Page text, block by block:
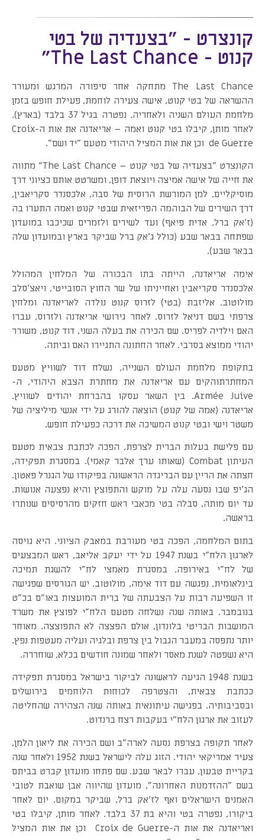
קונצרט - ״בצעדיה של בטי
קנוט - The Last Chance״
The Last Chance מתחקה אחר סיפורה המרגש ומעורר
ההשראה של בטי קנוט, אישה צעירה לוחמת, פעילת חופש בזמן
מלחמת העולם השניה ולאחריה. נפטרה בגיל 37 בלבד (בארץ).
לאחר מותן, קיבלו בטי קנוט ואמה – אריאדנה את אות ה-Croix
de Guerre וכן את אות המציל היהודי מטעם "יד ושם".
הקונצרט "בצעדיה של בטי קנוט – The Last Chance" מתווה
את חייה של אישה אמיצה ויוצאת דופן, ומשרטט אותם כציוני דרך
מוסיקליים, למן המורשת הרוסית של סבה, אלכסנדר סקריאבין,
דרך השירים של הבוהמה הפריזאית שבטי קנוט ואמה התערו בה
(ז'אק ברל, אדית פיאף) ועד לשירים ולזמרים שכיכבו במועדון
שפתחה בבאר שבע (כולל ג'אק ברל שביקר בארץ ובמועדון שלה
בבאר שבע).
אימה אריאדנה, הייתה בתו הבכורה של המלחין המהולל
אלכסנדר סקריאבין ואחייניתו של שר החוץ הסובייטי, ויאצ'סלב
מולוטוב. אליזבת (בטי) לזרוס קנוט נולדה לאריאדנה ומלחין
צרפתי בשם דניאל לזרוס. לאחר גירושי אריאדנה ולזרוס, עברו
האם וילדיה לפריס. שם הכירה את בעלה השני, דוד קנוט, משורר
יהודי ממוצא בסרבי. לאחר החתונה התגיירו האם וביתה.
בתקופת מלחמת העולם השנייה, נשלח דוד לשוויץ מטעם
המחתרתוהקים עם אריאדנה את מחתרת הצבא היהודי, ה-
Armée Juive. בין השאר עסקו בהברחת יהודים לשוויץ.
אריאדנה (אמה של קנוט) הוצאה להורג על ידי אנשי מיליציה של
משטר וישי ובטי קנוט המשיכה את דרכה כפעילת חופש.
עם פלישת בעלות הברית לצרפת, הפכה לכתבת צבאית מטעם
העיתון Combat (שאותו ערך אלבר קאמי). במסגרת תפקידה,
חצתה את הריין עם הבריגדה הראשונה בפיקודו של הגנרל פאטון.
הג'יפ שבו נסעה עלה על מוקש והתפוצץ והיא נפצעה אנושות.
עד יום מותה, סבלה בטי מכאבי ראש חזקים מהרסיסים שנותרו
בראשה.
בתום המלחמה, הפכה בטי מעורבת במאבק הציוני. היא גויסה
לארגון הלח"י בשנת 1947 על ידי יעקב אליאב, ראש המבצעים
של לח"י באירופה. במסגרת מאמצי לח"י להשגת תמיכה
בינלאומית, נפגשה עם דוד אימה, מולוטוב. יש הגורסים שפגישה
זו השפיעה רבות על הצבעתה של ברית המועצות באו"ם בכ"ט
בנובמבר. באותה שנה נשלחה מטעם הלח"י לפוצץ את משרד
המושבות הבריטי בלונדון, אולם הפצצה לא התפוצצה. מאוחר
יותר נתפסה במעבר הגבול בין צרפת ובלגיה ועליה מעטפות נפץ.
היא נשפטה לשנת מאסר ולאחר שמונה חודשים בכלא, שוחררה.
בשנת 1948 הגיעה לראשונה לביקור בישראל במסגרת תפקידה
ככתבת צבאית, והצטרפה לכוחות הלוחמים בירושלים
ובסביבותיה. בפגישה עיתונאית באותה שנה הצהירה שהחליטה
לעזוב את ארגון הלח"י בעקבות רצח ברנדוט.
לאחר תקופה בצרפת נסעה לארה"ב ושם הכירה את ליאון הלמן,
צעיר אמריקאי יהודי. הזוג עלה לישראל בשנת 1952 ולאחר שנה
בקריית טבעון, עברו לבאר שבע. שם פתחו מועדון קברט בביתם
בשם "ההזדמנות האחרונה", מועדון שהיווה אבן שואבת לטובי
האמנים הישראלים ואף לז'אק ברל, שביקר במקום. יום לאחר
ביקורו, נפטרה בטי והיא בת 37 בלבד. לאחר מותן, קיבלו בטי
ואריאדנה את אות ה-Croix de Guerre וכן את אות המציל